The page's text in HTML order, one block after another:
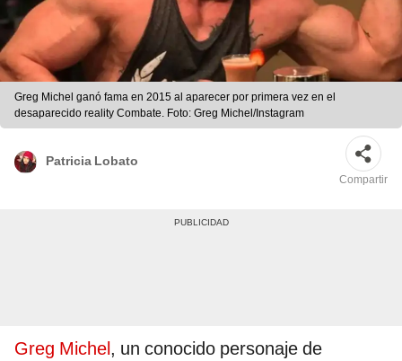
Greg Michel ganó fama en 2015 al aparecer por primera vez en el
desaparecido reality Combate. Foto: Greg Michel/Instagram
Patricia Lobato
Compartir
Greg Michel, un conocido personaje de